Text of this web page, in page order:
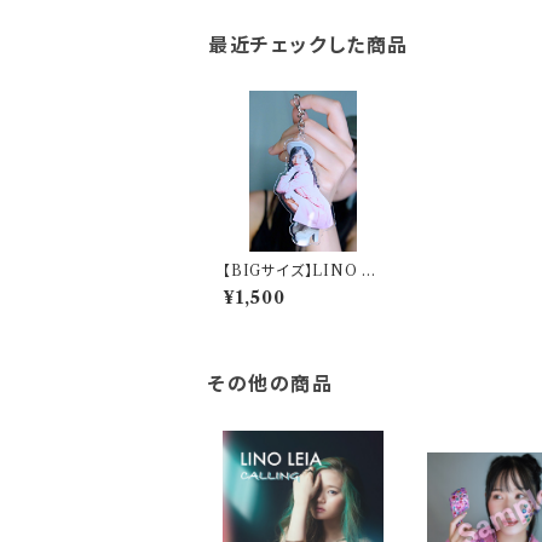
最近チェックした商品
【BIGサイズ】LINO L
EIA『YOUTH』オリジ
ナルデザインアクキー
¥1,500
その他の商品